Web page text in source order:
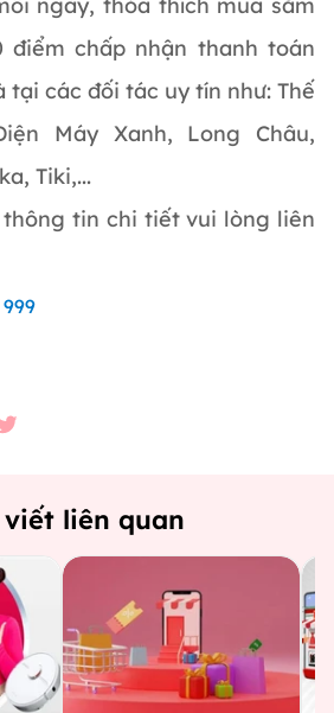
ngày, thỏa thích mua sắm
điểm chấp nhận thanh toán
tại các đối tác uy tín như: Thế
Máy Xanh, Long Châu,
Tiki,...
tin chi tiết vui lòng liên
999
viết liên quan